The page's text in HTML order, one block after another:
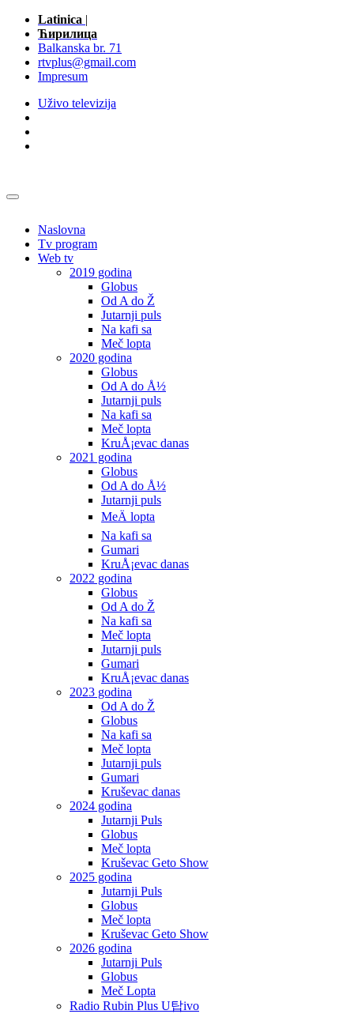
Latinica |
Ћирилица
Balkanska br. 71
rtvplus@gmail.com
Impresum
Uživo televizija
Naslovna
Tv program
Web tv
2019 godina
Globus
Od A do Ž
Jutarnji puls
Na kafi sa
Meč lopta
2020 godina
Globus
Od A do Å½
Jutarnji puls
Na kafi sa
Meč lopta
KruÅ¡evac danas
2021 godina
Globus
Od A do Å½
Jutarnji puls
MeÄ lopta
Na kafi sa
Gumari
KruÅ¡evac danas
2022 godina
Globus
Od A do Ž
Na kafi sa
Meč lopta
Jutarnji puls
Gumari
KruÅ¡evac danas
2023 godina
Od A do Ž
Globus
Na kafi sa
Meč lopta
Jutarnji puls
Gumari
Kruševac danas
2024 godina
Jutarnji Puls
Globus
Meč lopta
Kruševac Geto Show
2025 godina
Jutarnji Puls
Globus
Meč lopta
Kruševac Geto Show
2026 godina
Jutarnji Puls
Globus
Meč Lopta
Radio Rubin Plus U탑ivo